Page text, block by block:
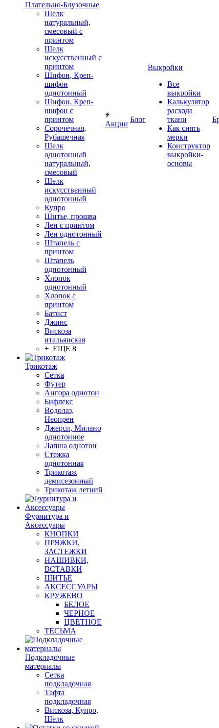
Плательно-Блузочные
Шелк
натуральный,
смесовый с
принтом
Шелк
искусственный с
принтом
Шифон, Креп-
шифон
однотонный
Шифон, Креп-
шифон с
принтом
Сорочечная,
Рубашечная
Шелк
однотонный
натуральный,
смесовый
Шелк
искусственный
однотонный
Купро
Шитье, прошва
Лен с принтом
Лен однотонный
Штапель с
принтом
Штапель
однотонный
Хлопок
однотонный
Хлопок с
принтом
Батист
Джинс
Вискоза
итальянская
+ ЕЩЕ 8
Трикотаж
Сетка
Футер
Ангора однотон
Бифлекс
Водолаз,
Неопрен
Джерси, Милано
однотонное
Лапша однотон
Стежка
однотонная
Трикотаж
демисезонный
Трикотаж летний
Фурнитура и
Аксессуары
КНОПКИ
ПРЯЖКИ,
ЗАСТЕЖКИ
НАШИВКИ,
ВСТАВКИ
ШИТЬЕ
АКСЕССУАРЫ
КРУЖЕВО
БЕЛОЕ
ЧЕРНОЕ
ЦВЕТНОЕ
ТЕСЬМА
Подкладочные
материалы
Сетка
подкладочная
Тафта
подкладочная
Вискоза, Купро,
Шелк
Акции
Блог
Выкройки
Все
выкройки
Калькулятор
расхода
ткани
Как снять
мерки
Конструктор
выкройки-
основы